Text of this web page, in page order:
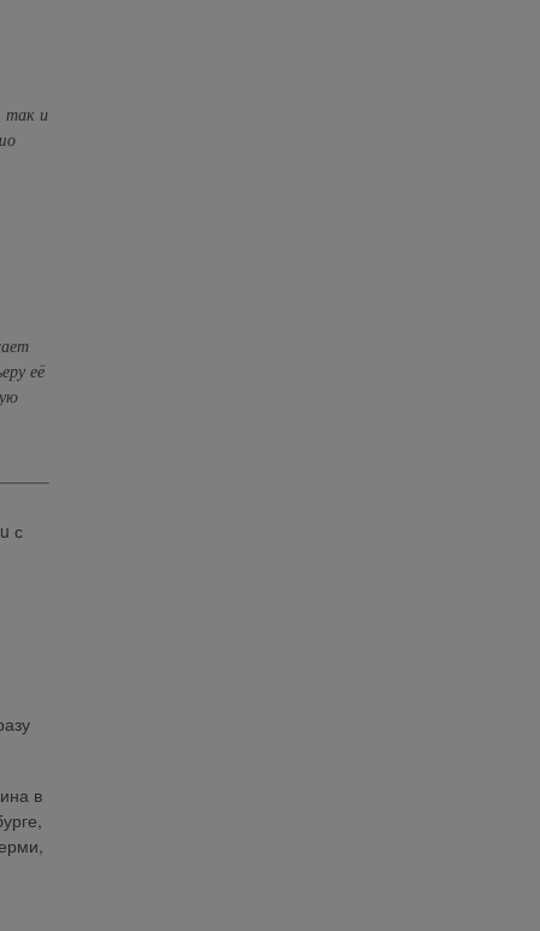
так и
её
с
в